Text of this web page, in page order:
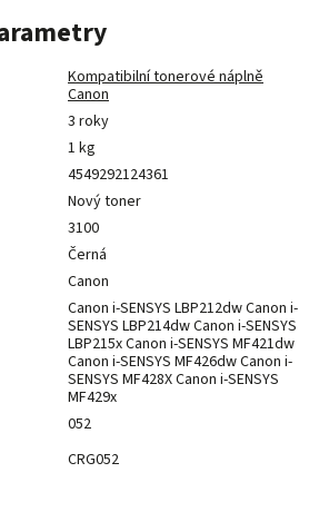
Kompatibilní tonerové náplně
Canon
3 roky
1 kg
4549292124361
Nový toner
3100
Černá
Canon
Canon i-SENSYS LBP212dw Canon i-
SENSYS LBP214dw Canon i-SENSYS
LBP215x Canon i-SENSYS MF421dw
Canon i-SENSYS MF426dw Canon i-
SENSYS MF428X Canon i-SENSYS
MF429x
052
CRG052